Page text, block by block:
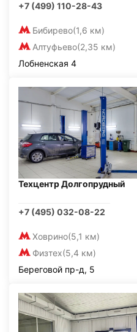
+7 (499) 110-28-43
Бибирево(1,6 км)
Алтуфьево(2,35 км)
Лобненская 4
Техцентр Долгопрудный
+7 (495) 032-08-22
Ховрино(5,1 км)
Физтех(5,4 км)
Береговой пр-д, 5